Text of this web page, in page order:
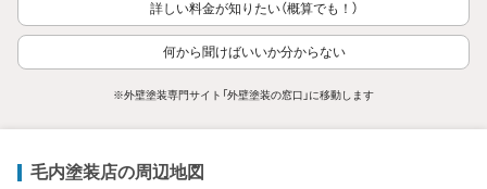
詳しい料金が知りたい（概算でも！）
何から聞けばいいか分からない
※外壁塗装専門サイト「外壁塗装の窓口」に移動します
毛内塗装店の周辺地図